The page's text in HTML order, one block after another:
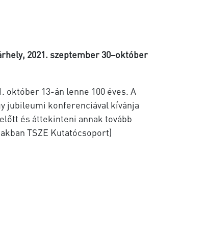
2021. szeptember 30–október
október 13-án lenne 100 éves. A
jubileumi konferenciával kívánja
és áttekinteni annak tovább
TSZE Kutatócsoport)